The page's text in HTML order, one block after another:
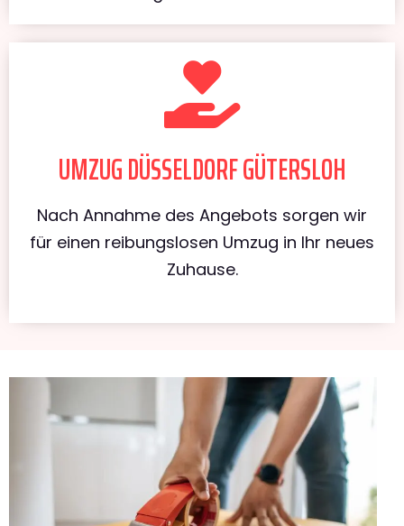
UMZUG DÜSSELDORF GÜTERSLOH
Nach Annahme des Angebots sorgen wir
für einen reibungslosen Umzug in Ihr neues
Zuhause.